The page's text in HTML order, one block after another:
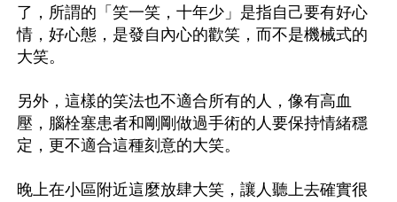
了，所謂的「笑一笑，十年少」是指自己要有好心
情，好心態，是發自內心的歡笑，而不是機械式的
大笑。
另外，這樣的笑法也不適合所有的人，像有高血
壓，腦栓塞患者和剛剛做過手術的人要保持情緒穩
定，更不適合這種刻意的大笑。
晚上在小區附近這麼放肆大笑，讓人聽上去確實很